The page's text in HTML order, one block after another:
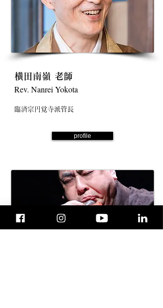
横田南嶺​ 老師
Rev. Nanrei Yokota
臨済宗円覚寺派管長
profile